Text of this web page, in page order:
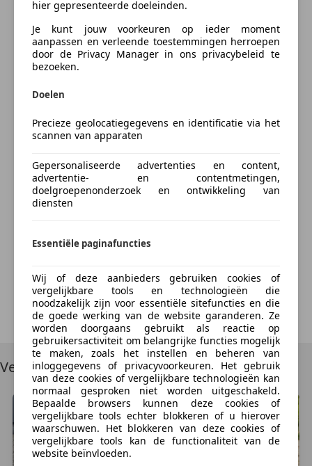
Wilt u meer informatie neemt u dan vrijblijvend
contact op met ons verkoopteam dit kan op: 073 690
76 94 of 06 14 33 55 50 ( WhatsApp )
info@streetcarsbv.nl
- De beller is sneller.
- Laagste prijs / laatste prijs / uiterste prijs
de hele eenvoudige reden: Onze dealeroccasions
worden op een zorgvuldige manier geselecteerd en
Wij nemen graag alle tijd voor u als klant en werken
daarom uitsluitend op afspraak. Onze autos worden
leasen/financieren/operational lease van een
premium occasion, of u nu een zakelijke of een privé
financiering aanvraagt wij bemiddelen voor u zodat u
zorgeloos de showroom uit kunt rijden. Wij kopen
onze autos bij officiele merkdealers en deze worden
voor aankoop gecheckt op een correcte km stand.
Uw huidige auto inruilen? Geen enkel probleem, wij
voorzien u van een compleet inruilvoorstel, om dat
correct te doen vragen wij het volgende van u:
- Kenteken
Autoverzekering van de
INDEPENDER
Bereken je premie
Bereken nu
Please try again or refresh the page.
Try Again
Vergelijkbare voertuigen
hier gepresenteerde doeleinden.
Je kunt jouw voorkeuren op ieder moment
aanpassen en verleende toestemmingen herroepen
door de Privacy Manager in ons privacybeleid te
bezoeken.
Doelen
Precieze geolocatiegegevens en identificatie via het
scannen van apparaten
Gepersonaliseerde advertenties en content,
advertentie- en contentmetingen,
doelgroepenonderzoek en ontwikkeling van
diensten
Essentiële paginafuncties
Wij of deze aanbieders gebruiken cookies of
vergelijkbare tools en technologieën die
noodzakelijk zijn voor essentiële sitefuncties en die
de goede werking van de website garanderen. Ze
worden doorgaans gebruikt als reactie op
gebruikersactiviteit om belangrijke functies mogelijk
te maken, zoals het instellen en beheren van
inloggegevens of privacyvoorkeuren. Het gebruik
van deze cookies of vergelijkbare technologieën kan
normaal gesproken niet worden uitgeschakeld.
Bepaalde browsers kunnen deze cookies of
vergelijkbare tools echter blokkeren of u hierover
waarschuwen. Het blokkeren van deze cookies of
vergelijkbare tools kan de functionaliteit van de
website beïnvloeden.